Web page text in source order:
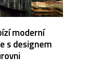
moderní
s designem